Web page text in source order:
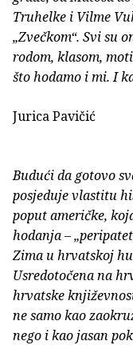
Truhelke i Vilme
„Zvečkom“. Svi su
rodom, klasom,
što hodamo i mi. I
Jurica Pavičić
Budući da gotovo
posjeduje vlastitu
poput američke,
hodanja –
Zima u hrvatskoj
Usredotočena na
hrvatske
ne samo kao
nego i kao jasan